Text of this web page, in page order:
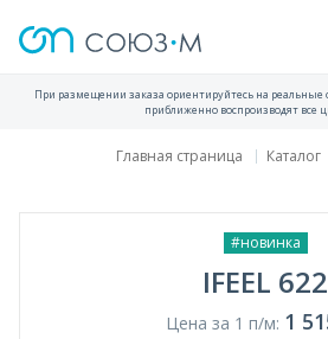
При размещении заказа ориентируйтесь на реальные
приближенно воспроизводят все
Главная страница Каталог
#новинка
IFEEL 622
Цена за 1 п/м: 1